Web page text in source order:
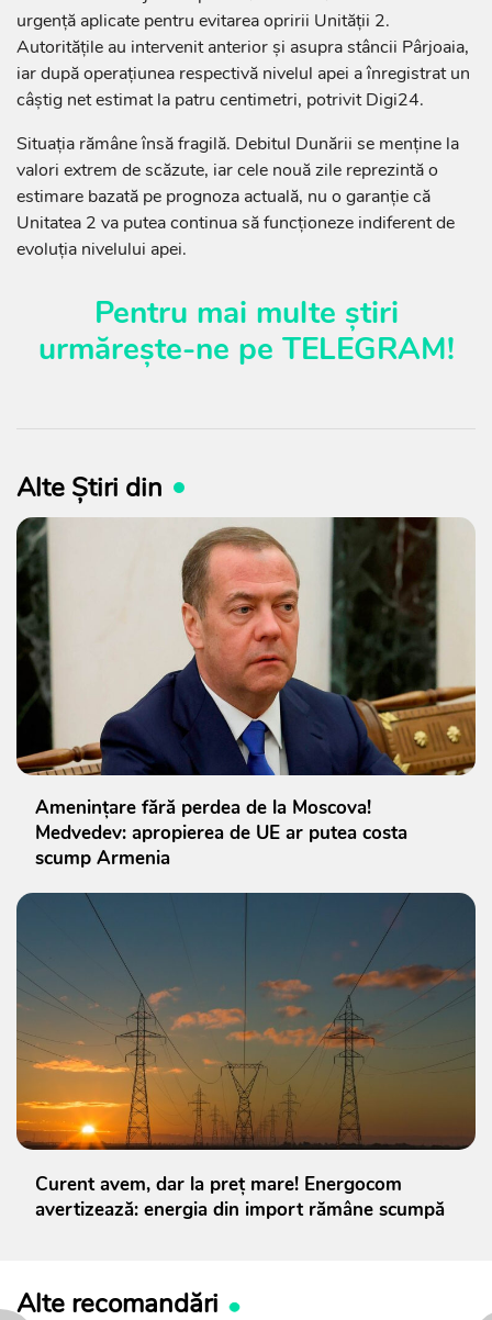
urgență aplicate pentru evitarea opririi Unității 2.
Autoritățile au intervenit anterior și asupra stâncii Pârjoaia,
iar după operațiunea respectivă nivelul apei a înregistrat un
câștig net estimat la patru centimetri, potrivit Digi24.
Situația rămâne însă fragilă. Debitul Dunării se menține la
valori extrem de scăzute, iar cele nouă zile reprezintă o
estimare bazată pe prognoza actuală, nu o garanție că
Unitatea 2 va putea continua să funcționeze indiferent de
evoluția nivelului apei.
Pentru mai multe știri
urmărește-ne pe TELEGRAM!
Alte Știri din
Amenințare fără perdea de la Moscova!
Medvedev: apropierea de UE ar putea costa
scump Armenia
Curent avem, dar la preț mare! Energocom
avertizează: energia din import rămâne scumpă
Alte recomandări